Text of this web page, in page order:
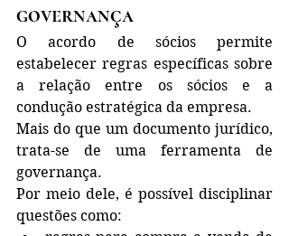
governança
O acordo de sócios permite
estabelecer regras específicas sobre
a relação entre os sócios e a
condução estratégica da empresa.
Mais do que um documento jurídico,
trata-se de uma ferramenta de
governança.
Por meio dele, é possível disciplinar
questões como: